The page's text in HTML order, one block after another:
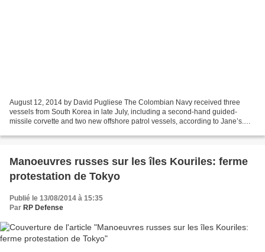
August 12, 2014 by David Pugliese The Colombian Navy received three
vessels from South Korea in late July, including a second-hand guided-
missile corvette and two new offshore patrol vessels, according to Jane’s.
Manoeuvres russes sur les îles Kouriles: ferme
protestation de Tokyo
Publié le 13/08/2014 à 15:35
Par RP Defense